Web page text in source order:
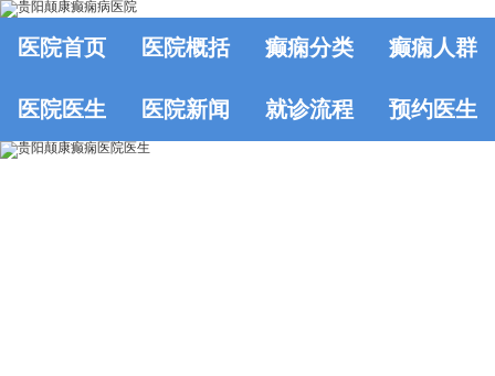
医院首页 医院概括 癫痫分类 癫痫人群
医院医生 医院新闻 就诊流程 预约医生